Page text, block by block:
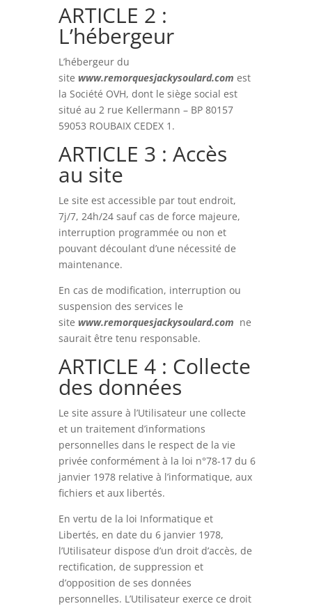
ARTICLE 2 :
L’hébergeur
L’hébergeur du
site www.remorquesjackysoulard.com est
la Société OVH, dont le siège social est
situé au 2 rue Kellermann – BP 80157
59053 ROUBAIX CEDEX 1.
ARTICLE 3 : Accès
au site
Le site est accessible par tout endroit,
7j/7, 24h/24 sauf cas de force majeure,
interruption programmée ou non et
pouvant découlant d’une nécessité de
maintenance.
En cas de modification, interruption ou
suspension des services le
site www.remorquesjackysoulard.com ne
saurait être tenu responsable.
ARTICLE 4 : Collecte
des données
Le site assure à l’Utilisateur une collecte
et un traitement d’informations
personnelles dans le respect de la vie
privée conformément à la loi n°78-17 du 6
janvier 1978 relative à l’informatique, aux
fichiers et aux libertés.
En vertu de la loi Informatique et
Libertés, en date du 6 janvier 1978,
l’Utilisateur dispose d’un droit d’accès, de
rectification, de suppression et
d’opposition de ses données
personnelles. L’Utilisateur exerce ce droit